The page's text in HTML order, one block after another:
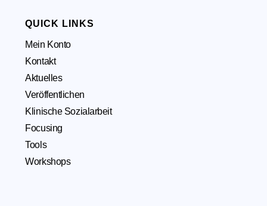
QUICK LINKS
Mein Konto
Kontakt
Aktuelles
Veröffentlichen
Klinische Sozialarbeit
Focusing
Tools
Workshops